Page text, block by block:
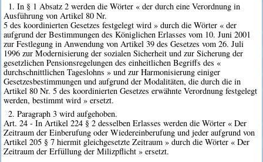
1. In § 1 Absatz 2 werden die Wörter « der durch eine Verordnung in
Ausführung von Artikel 80 Nr.
5 des koordinierten Gesetzes festgelegt wird » durch die Wörter « der
aufgrund der Bestimmungen des Königlichen Erlasses vom 10. Juni 2001
zur Festlegung in Anwendung von Artikel 39 des Gesetzes vom 26. Juli
1996 zur Modernisierung der sozialen Sicherheit und zur Sicherung der
gesetzlichen Pensionsregelungen des einheitlichen Begriffs des «
durchschnittlichen Tageslohns » und zur Harmonisierung einiger
Gesetzesbestimmungen und aufgrund der Modalitäten, die durch die in
Artikel 80 Nr. 5 des koordinierten Gesetzes erwähnte Verordnung festgelegt
werden, bestimmt wird » ersetzt.
2. Paragraph 3 wird aufgehoben.
Art. 24 - In Artikel 224 § 2 desselben Erlasses werden die Wörter « Der
Zeitraum der Einberufung oder Wiedereinberufung und jeder aufgrund von
Artikel 205 § 7 hiermit gleichgesetzte Zeitraum » durch die Wörter « Der
Zeitraum der Erfüllung der Milizpflicht » ersetzt.